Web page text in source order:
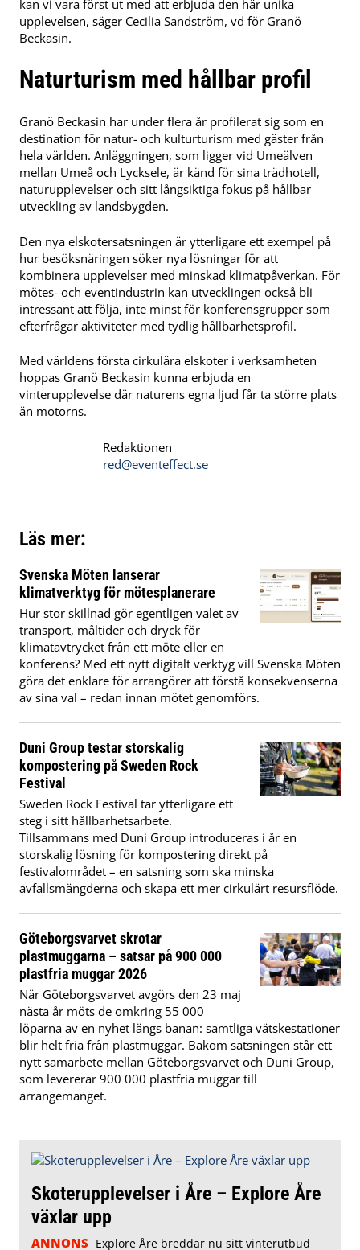
kan vi vara först ut med att erbjuda den här unika
upplevelsen, säger Cecilia Sandström, vd för Granö
Beckasin.
Naturturism med hållbar profil
Granö Beckasin har under flera år profilerat sig som en
destination för natur- och kulturturism med gäster från
hela världen. Anläggningen, som ligger vid Umeälven
mellan Umeå och Lycksele, är känd för sina trädhotell,
naturupplevelser och sitt långsiktiga fokus på hållbar
utveckling av landsbygden.
Den nya elskotersatsningen är ytterligare ett exempel på
hur besöksnäringen söker nya lösningar för att
kombinera upplevelser med minskad klimatpåverkan. För
mötes- och eventindustrin kan utvecklingen också bli
intressant att följa, inte minst för konferensgrupper som
efterfrågar aktiviteter med tydlig hållbarhetsprofil.
Med världens första cirkulära elskoter i verksamheten
hoppas Granö Beckasin kunna erbjuda en
vinterupplevelse där naturens egna ljud får ta större plats
än motorns.
Redaktionen
red@eventeffect.se
Läs mer:
Svenska Möten lanserar
klimatverktyg för mötesplanerare
Hur stor skillnad gör egentligen valet av
transport, måltider och dryck för
klimatavtrycket från ett möte eller en
konferens? Med ett nytt digitalt verktyg vill Svenska Möten
göra det enklare för arrangörer att förstå konsekvenserna
av sina val – redan innan mötet genomförs.
Duni Group testar storskalig
kompostering på Sweden Rock
Festival
Sweden Rock Festival tar ytterligare ett
steg i sitt hållbarhetsarbete.
Tillsammans med Duni Group introduceras i år en
storskalig lösning för kompostering direkt på
festivalområdet – en satsning som ska minska
avfallsmängderna och skapa ett mer cirkulärt resursflöde.
Göteborgsvarvet skrotar
plastmuggarna – satsar på 900 000
plastfria muggar 2026
När Göteborgsvarvet avgörs den 23 maj
nästa år möts de omkring 55 000
löparna av en nyhet längs banan: samtliga vätskestationer
blir helt fria från plastmuggar. Bakom satsningen står ett
nytt samarbete mellan Göteborgsvarvet och Duni Group,
som levererar 900 000 plastfria muggar till
arrangemanget.
Skoterupplevelser i Åre – Explore Åre
växlar upp
ANNONS Explore Åre breddar nu sitt vinterutbud